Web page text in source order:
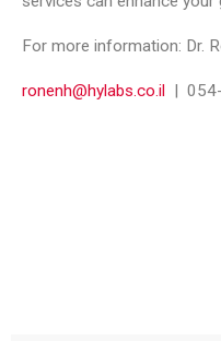
For more information: Dr.
ronenh@hylabs.co.il |